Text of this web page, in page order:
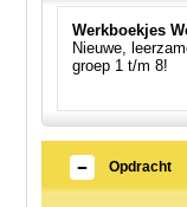
Werkboekjes
Nieuwe,
groep 1 t/m 8!
Opdracht